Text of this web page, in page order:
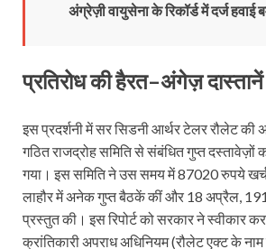
अंग्रेज़ी वायुसेना के रिकॉर्ड में दर्ज हवाई
प्रतिरोधकीहैरत–अंगेज़दास्तानें
इस प्रदर्शनी में सर सिडनी आर्थर टेलर रौलेट की
गठित राजद्रोह समिति से संबंधित गुप्त दस्तावेज़ों
गया। इस समिति ने उस समय में 87020 रुपये
लाहौर में अनेक गुप्त बैठकें कीं और 18 अप्रैल,
प्रस्तुत की। इस रिपोर्ट को सरकार ने स्वीकार
क्रांतिकारी अपराध अधिनियम (रौलेट एक्ट के